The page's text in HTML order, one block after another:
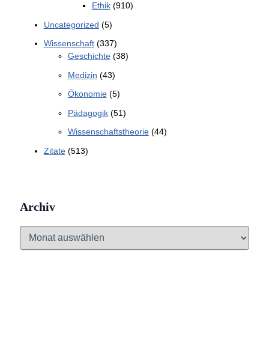
Ethik(910)
Uncategorized (5)
Wissenschaft(337)
Geschichte(38)
Medizin (43)
Ökonomie(5)
Pädagogik(51)
Wissenschaftstheorie(44)
Zitate(513)
Archiv